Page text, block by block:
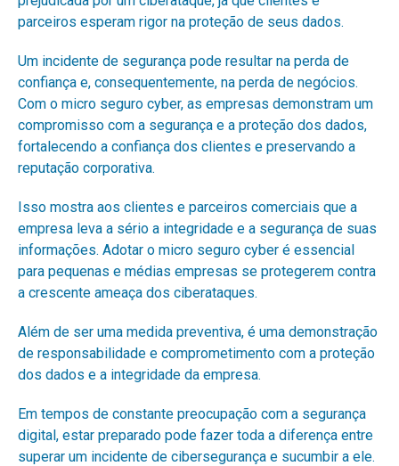
parceiros esperam rigor na proteção de seus dados.
Um incidente de segurança pode resultar na perda de
confiança e, consequentemente, na perda de negócios.
Com o micro seguro cyber, as empresas demonstram um
compromisso com a segurança e a proteção dos dados,
fortalecendo a confiança dos clientes e preservando a
reputação corporativa.
Isso mostra aos clientes e parceiros comerciais que a
empresa leva a sério a integridade e a segurança de suas
informações. Adotar o micro seguro cyber é essencial
para pequenas e médias empresas se protegerem contra
a crescente ameaça dos ciberataques.
Além de ser uma medida preventiva, é uma demonstração
de responsabilidade e comprometimento com a proteção
dos dados e a integridade da empresa.
Em tempos de constante preocupação com a segurança
digital, estar preparado pode fazer toda a diferença entre
superar um incidente de cibersegurança e sucumbir a ele.